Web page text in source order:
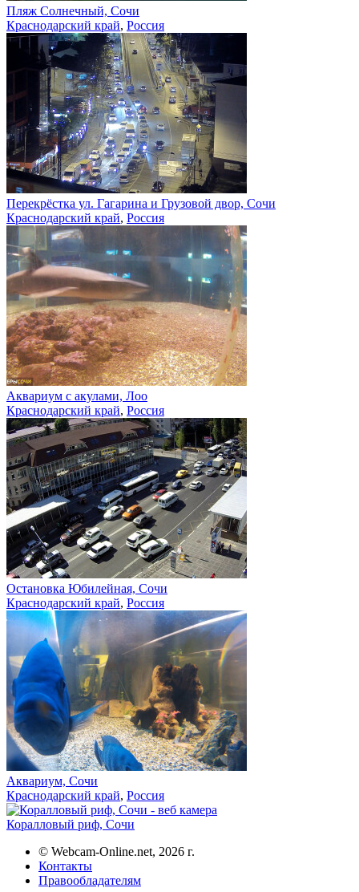
Пляж Солнечный, Сочи
Краснодарский край, Россия
Перекрёстка ул. Гагарина и Грузовой двор, Сочи
Краснодарский край, Россия
Аквариум с акулами, Лоо
Краснодарский край, Россия
Остановка Юбилейная, Сочи
Краснодарский край, Россия
Аквариум, Сочи
Краснодарский край, Россия
Коралловый риф, Сочи
© Webcam-Online.net, 2026 г.
Контакты
Правообладателям